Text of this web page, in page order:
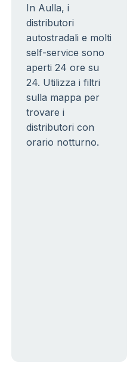
In Aulla, i
distributori
autostradali e molti
self-service sono
aperti 24 ore su
24. Utilizza i filtri
sulla mappa per
trovare i
distributori con
orario notturno.